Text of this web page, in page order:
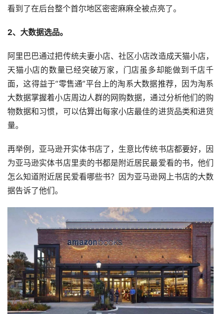
看到了在后台整个首尔地区密密麻麻全被点亮了。
2、大数据选品。
阿里巴巴通过把传统夫妻小店、社区小店改造成天猫小店，
天猫小店的数量已经突破万家，门店虽多却能做到千店千
面，这得益于“零售通”平台上的淘系大数据推荐，因为淘系
大数据掌握着小店周边人群的网购数据，通过分析他们的购
物数据和习惯，可以估算出每家小店最佳的进货品类和进货
量。
再举例，亚马逊开实体书店了，生意比传统书店都要好，因
为亚马逊实体书店里卖的书都是附近居民最爱看的书，他们
怎么知道附近居民爱看哪些书？因为亚马逊网上书店的大数
据告诉了他们。